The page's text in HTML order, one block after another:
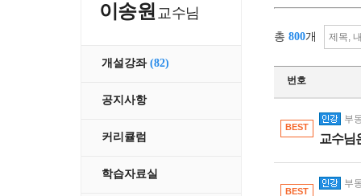
이송원 교수님
개설강좌 (82)
공지사항
커리큘럼
학습자료실
총 800개
번호
BEST
부
교수님
BEST
부